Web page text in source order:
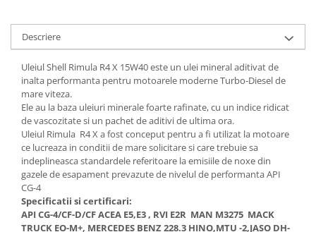
Placute frana
Discuri frana
Saboti frana
Senzori uzura placute
Tamburi frana
Cablu frana de mana
Suport etrier
Electrice
Bujii incandescente
Distributie
Kit distributie
Descriere
Uleiul Shell Rimula R4 X 15W40 este un ulei mineral aditivat de
inalta performanta pentru motoarele moderne Turbo-Diesel de
mare viteza.
Ele au la baza uleiuri minerale foarte rafinate, cu un indice ridicat
de vascozitate si un pachet de aditivi de ultima ora.
Uleiul Rimula R4 X a fost conceput pentru a fi utilizat la motoare
ce lucreaza in conditii de mare solicitare si care trebuie sa
indeplineasca standardele referitoare la emisiile de noxe din
gazele de esapament prevazute de nivelul de performanta API
CG-4
Specificatii si certificari:
API CG-4/CF-D/CF ACEA E5,E3 , RVI E2R MAN M3275 MACK
TRUCK EO-M+, MERCEDES BENZ 228.3 HINO,MTU -2,JASO DH-